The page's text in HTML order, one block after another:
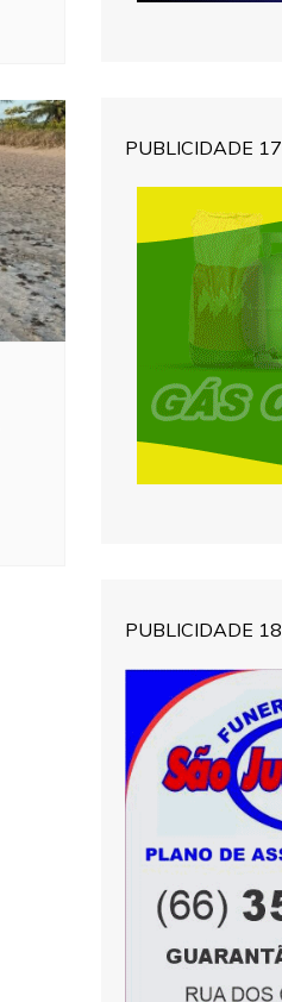
PUBLICIDADE 17
PUBLICIDADE 18